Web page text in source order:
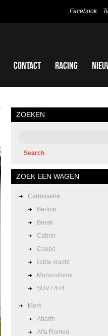
Contact Racing
Facebook
ZOEKEN
ZOEK EEN WAGEN
Carrosserie
Berline
Break
Cabrio
Coupé
lichte vracht
Monovolume
SUV / 4×4
Merk
Abarth
Alfa Romeo